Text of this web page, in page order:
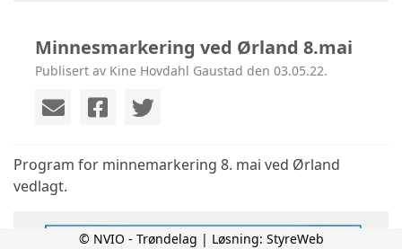
Minnesmarkering ved Ørland 8.mai
Publisert av Kine Hovdahl Gaustad den 03.05.22.
Program for minnemarkering 8. mai ved Ørland
vedlagt.
© NVIO - Trøndelag | Løsning: StyreWeb